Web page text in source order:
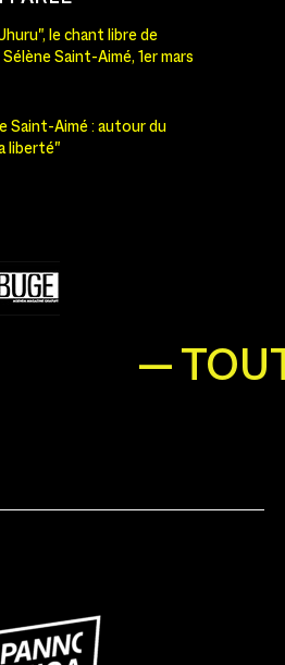
le chant libre de
Saint-Aimé, 1er mars
Saint‑Aimé : autour du
liberté"
—